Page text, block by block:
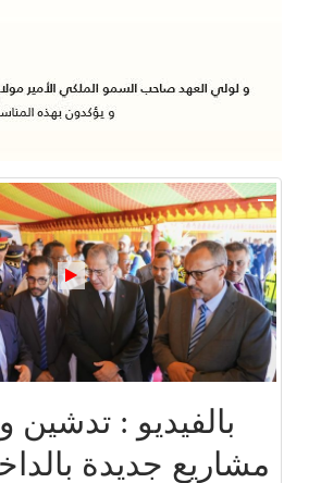
بالفيديو : تدشين
مشاريع جديدة